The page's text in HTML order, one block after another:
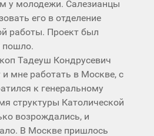
у молодежи. Салезианцы
его в отделение
работы. Проект был
пошло.
Тадеуш Кондрусевич
мне работать в Москве, с
к генеральному
структуры Католической
возрождались, и
В Москве пришлось